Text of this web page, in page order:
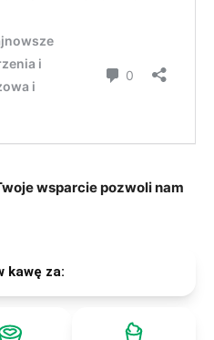
wsparcie pozwoli nam
kawę za: